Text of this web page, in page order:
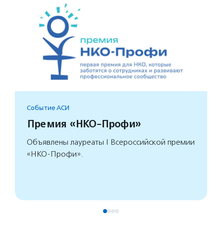
Событие АСИ
Премия «НКО-Профи»
Объявлены лауреаты I Всероссийской премии
«НКО-Профи».